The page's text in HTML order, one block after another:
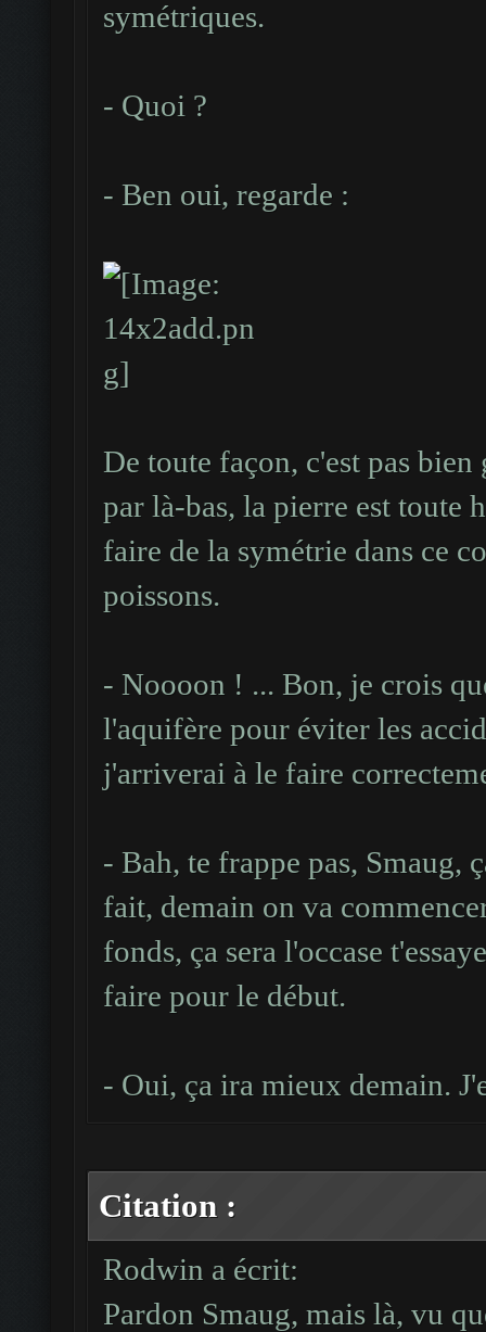
symétriques.
- Quoi ?
- Ben oui, regarde :
De toute façon, c'est pas
par là-bas, la pierre est toute
faire de la symétrie dans ce
poissons.
- Noooon ! ... Bon, je crois
l'aquifère pour éviter les
j'arriverai à le faire
- Bah, te frappe pas, Smaug,
fait, demain on va
fonds, ça sera l'occase
faire pour le début.
- Oui, ça ira mieux demain.
Citation :
Rodwin a écrit:
Pardon Smaug, mais là, vu